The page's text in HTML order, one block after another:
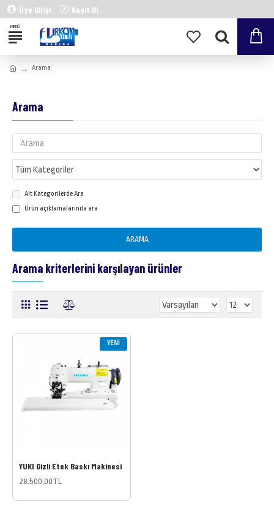
Üye Girişi Kayıt Ol
Arama
Arama
Alt Kategorilerde Ara
Ürün açıklamalarında ara
ARAMA
Arama kriterlerini karşılayan ürünler
YENI
YUKI Gizli Etek Baskı Makinesi
28.500,00TL